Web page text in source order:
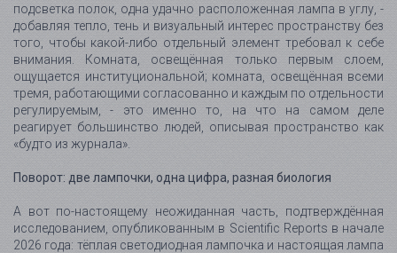
подсветка полок, одна удачно расположенная лампа в углу, -
добавляя тепло, тень и визуальный интерес пространству без
того, чтобы какой-либо отдельный элемент требовал к себе
внимания. Комната, освещённая только первым слоем,
ощущается институциональной; комната, освещённая всеми
тремя, работающими согласованно и каждым по отдельности
регулируемым, - это именно то, на что на самом деле
реагирует большинство людей, описывая пространство как
«будто из журнала».
Поворот: две лампочки, одна цифра, разная биология
А вот по-настоящему неожиданная часть, подтверждённая
исследованием, опубликованным в Scientific Reports в начале
2026 года: тёплая светодиодная лампочка и настоящая лампа